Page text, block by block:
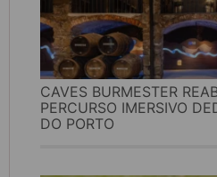
CAVES BURMESTER
PERCURSO IMERSIVO
DO PORTO